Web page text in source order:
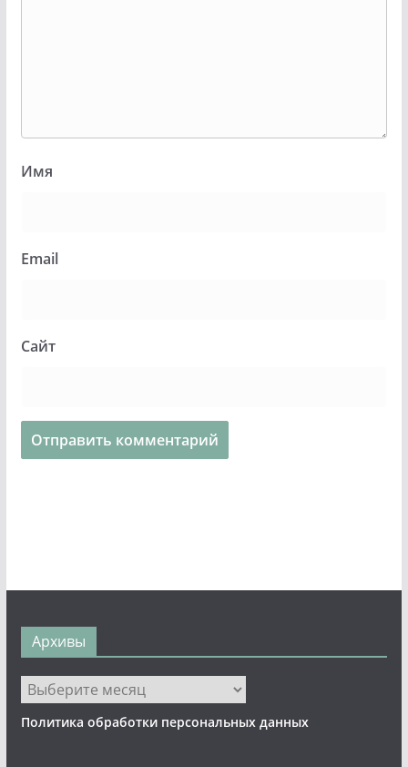
Имя
Email
Сайт
Архивы
Архивы
Политика обработки персональных данных